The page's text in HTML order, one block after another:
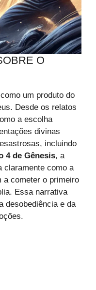
O
um produto do
Desde os relatos
a escolha
divinas
incluindo
4 de Gênesis, a
claramente como a
a cometer o primeiro
Essa narrativa
desobediência e da